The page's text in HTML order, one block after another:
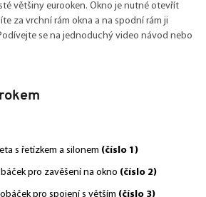
většiny eurooken. Okno je nutné otevřít
za vrchní rám okna a na spodní rám ji
se na jednoduchý video návod nebo
s řetízkem a silonem (číslo 1)
pro zavěšení na okno (číslo 2)
pro spojení s větším (číslo 3)